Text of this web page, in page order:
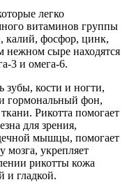
легко
витаминов группы
калий, фосфор, цинк,
нежном сыре находятся
3 и омега-6.
зубы, кости и ногти,
гормональный фон,
Рикотта помогает
для зрения,
мышцы, помогает
мозга, укрепляет
рикотты кожа
и гладкой.